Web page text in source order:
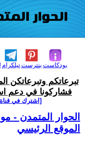
تيلكرامبنترست بودكاست
تبرعاتكم وتبرعاتكن
فشاركونا في دعم
[اشترك في
الحوار المتمدن -
الموقع الرئيسي